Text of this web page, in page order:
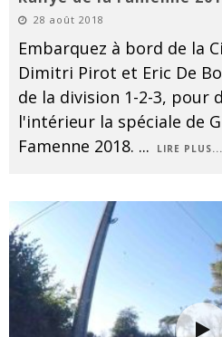
28 août 2018
Embarquez à bord de la
Dimitri Pirot et Eric De
de la division 1-2-3, pour
l'intérieur la spéciale de
Famenne 2018. ... LIRE PLUS...